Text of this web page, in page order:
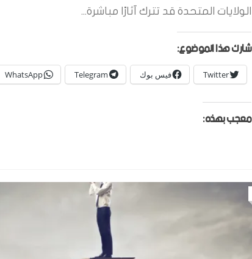
الولايات المتحدة قد تترك آثارًا مباشرة...
شارك هذا الموضوع:
Twitter فيس بوك Telegram
WhatsApp
معجب بهذه: